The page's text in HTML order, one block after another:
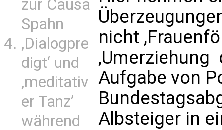
zur Causa
Spahn
‚Dialogpre
digt‘ und
‚meditativ
er Tanz’
während
nicht
,Umerziehung
Aufgabe von
Albsteiger in